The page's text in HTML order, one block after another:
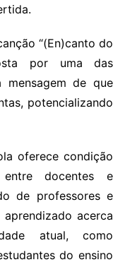
“(En)canto do
por uma das
de que
potencializando
oferece condição
docentes e
de professores e
acerca
atual, como
do ensino